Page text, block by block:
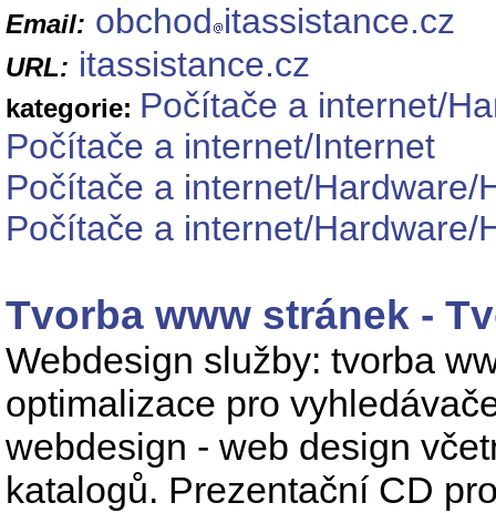
Email: obchod itassistance.cz
URL: itassistance.cz
kategorie: Počítače a internet/
Počítače a internet/Internet
Počítače a internet/Hardware/
Počítače a internet/
Tvorba www stránek -
Webdesign služby: tvorba
optimalizace pro
webdesign - web design
katalogů. Prezentační CD